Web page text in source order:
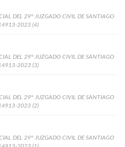
DEL 29° JUZGADO CIVIL DE SANTIAGO
2023 (4)
DEL 29° JUZGADO CIVIL DE SANTIAGO
2023 (3)
DEL 29° JUZGADO CIVIL DE SANTIAGO
2023 (2)
DEL 29° JUZGADO CIVIL DE SANTIAGO